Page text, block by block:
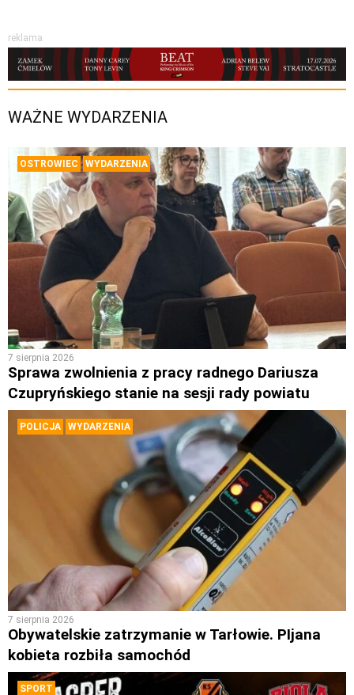
reklama
WAŻNE WYDARZENIA
OSTROWIEC WYDARZENIA
7 sierpnia 2026
Sprawa zwolnienia z pracy radnego Dariusza
Czupryńskiego stanie na sesji rady powiatu
POLICJA WYDARZENIA
7 sierpnia 2026
Obywatelskie zatrzymanie w Tarłowie. PIjana
kobieta rozbiła samochód
SPORT